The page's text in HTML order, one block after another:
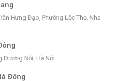
Hưng Đạo, Phường Lộc Thọ, Nha
Dương Nội, Hà Nội
Đông